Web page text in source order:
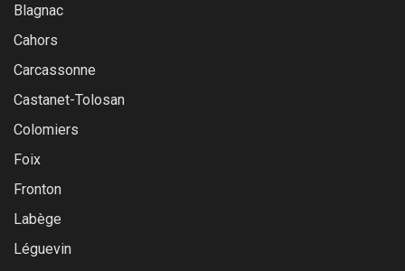
Blagnac
Cahors
Carcassonne
Castanet-Tolosan
Colomiers
Foix
Fronton
Labège
Léguevin